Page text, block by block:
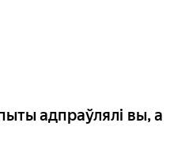
адпраўлялі вы, а